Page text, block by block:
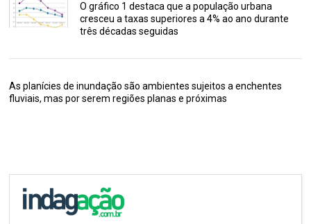
O gráfico 1 destaca que a população urbana
cresceu a taxas superiores a 4% ao ano durante
três décadas seguidas
As planícies de inundação são ambientes sujeitos a enchentes
fluviais, mas por serem regiões planas e próximas